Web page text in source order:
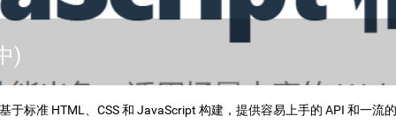
)
于标准 HTML、CSS 和 JavaScript 构建，提供容易上手的 API 和一流